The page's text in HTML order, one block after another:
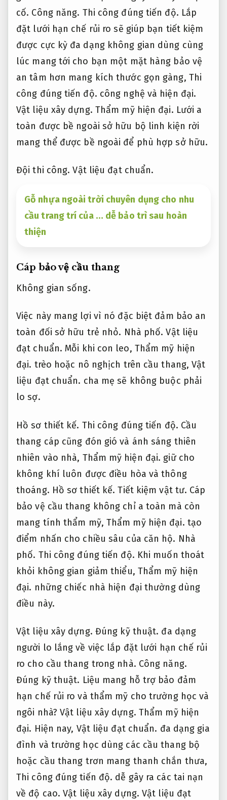
cố. Công năng. Thi công đúng tiến độ. Lắp
đặt lưới hạn chế rủi ro sẽ giúp bạn tiết kiệm
được cực kỳ đa dạng không gian dùng cùng
lúc mang tới cho bạn một mặt hàng bảo vệ
an tâm hơn mang kích thước gọn gàng, Thi
công đúng tiến độ. công nghệ và hiện đại.
Vật liệu xây dựng. Thẩm mỹ hiện đại. Lưới a
toàn được bề ngoài sở hữu bộ linh kiện rời
mang thể được bề ngoài để phù hợp sở hữu.
Đội thi công. Vật liệu đạt chuẩn.
Gỗ nhựa ngoài trời chuyên dụng cho nhu
cầu trang trí của … dễ bảo trì sau hoàn
thiện
Cáp bảo vệ cầu thang
Không gian sống.
Việc này mang lợi vì nó đặc biệt đảm bảo an
toàn đối sở hữu trẻ nhỏ. Nhà phố. Vật liệu
đạt chuẩn. Mỗi khi con leo, Thẩm mỹ hiện
đại. trèo hoặc nô nghịch trên cầu thang,Vật
liệu đạt chuẩn. cha mẹ sẽ không buộc phải
lo sợ.
Hồ sơ thiết kế. Thi công đúng tiến độ. Cầu
thang cáp cũng đón gió và ánh sáng thiên
nhiên vào nhà, Thẩm mỹ hiện đại. giữ cho
không khí luôn được điều hòa và thông
thoáng. Hồ sơ thiết kế. Tiết kiệm vật tư. Cáp
bảo vệ cầu thang không chỉ a toàn mà còn
mang tính thẩm mỹ, Thẩm mỹ hiện đại. tạo
điểm nhấn cho chiều sâu của căn hộ. Nhà
phố. Thi công đúng tiến độ. Khi muốn thoát
khỏi không gian giảm thiểu, Thẩm mỹ hiện
đại. những chiếc nhà hiện đại thường dùng
điều này.
Vật liệu xây dựng. Đúng kỹ thuật. đa dạng
người lo lắng về việc lắp đặt lưới hạn chế rủi
ro cho cầu thang trong nhà. Công năng.
Đúng kỹ thuật. Liệu mang hỗ trợ bảo đảm
hạn chế rủi ro và thẩm mỹ cho trường học và
ngôi nhà? Vật liệu xây dựng. Thẩm mỹ hiện
đại. Hiện nay, Vật liệu đạt chuẩn. đa dạng gia
đình và trường học dùng các cầu thang bộ
hoặc cầu thang trơn mang thanh chắn thưa,
Thi công đúng tiến độ. dễ gây ra các tai nạn
về độ cao.Vật liệu xây dựng. Vật liệu đạt